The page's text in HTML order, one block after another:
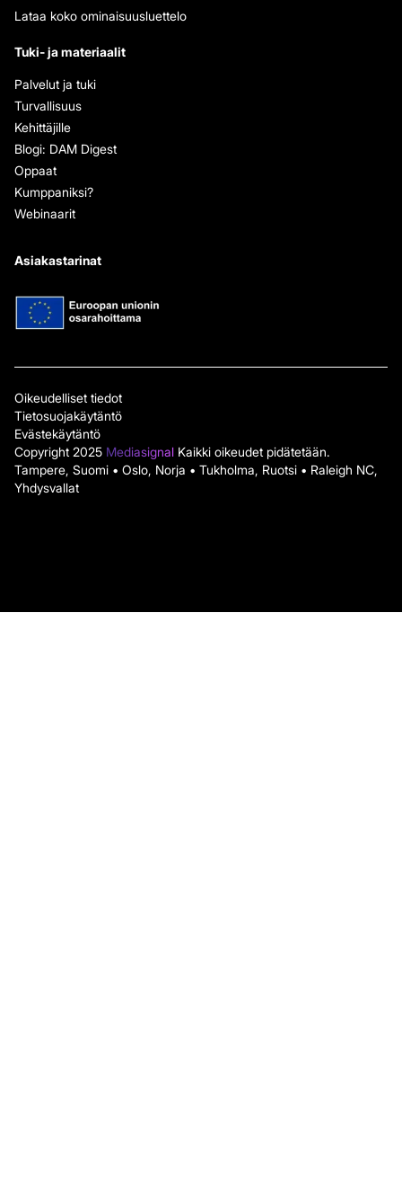
Lataa koko ominaisuusluettelo
Tuki- ja materiaalit
Palvelut ja tuki
Turvallisuus
Kehittäjille
Blogi: DAM Digest
Oppaat
Kumppaniksi?
Webinaarit
Asiakastarinat
Copyright 2025 Mediasignal Kaikki oikeudet pidätetään.
Tampere, Suomi • Oslo, Norja • Tukholma, Ruotsi • Raleigh NC,
Yhdysvallat
Oikeudelliset tiedot
Tietosuojakäytäntö
Evästekäytäntö